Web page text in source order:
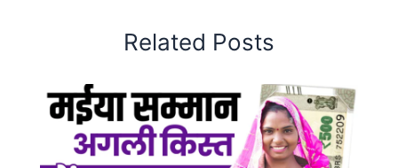
Related Posts